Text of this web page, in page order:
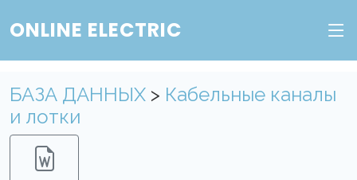
ONLINE ELECTRIC
БАЗА ДАННЫХ > Кабельные каналы
и лотки